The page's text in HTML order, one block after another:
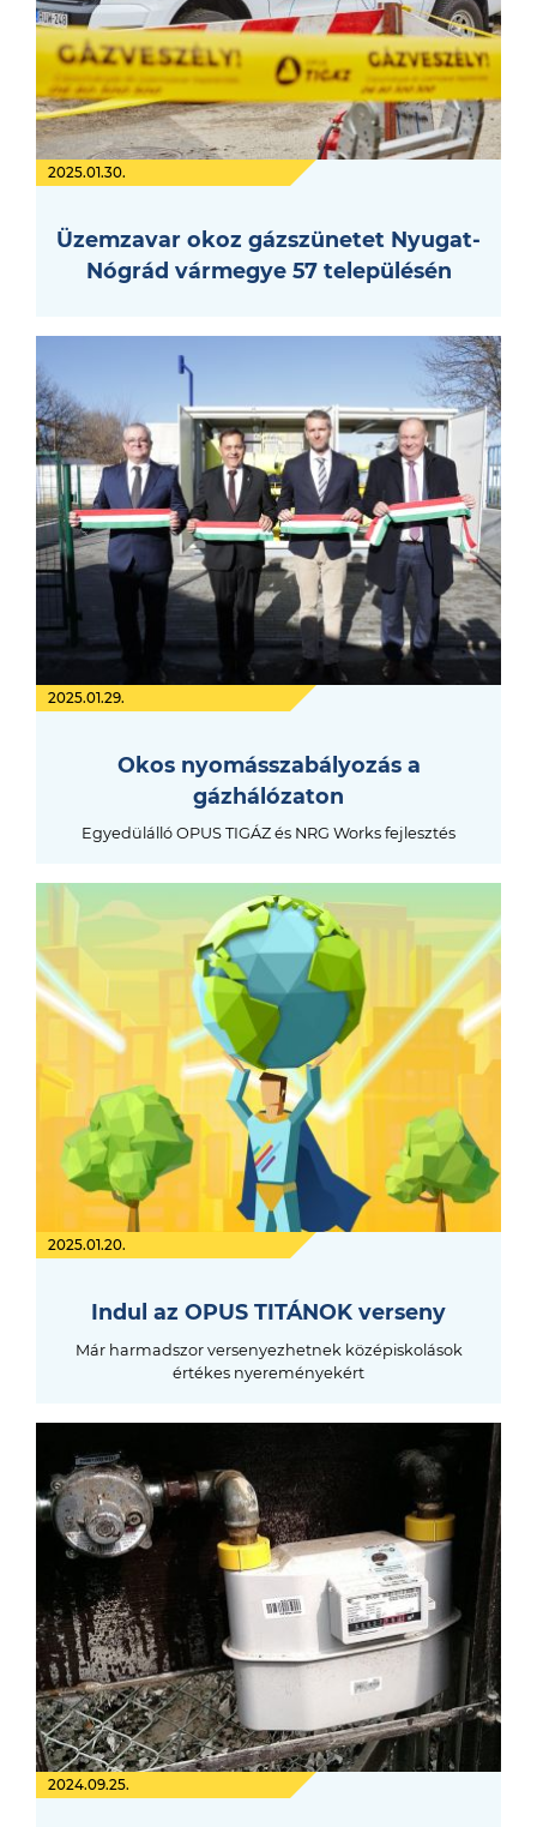
2025.01.30.
Üzemzavar okoz gázszünetet Nyugat-
Nógrád vármegye 57 településén
2025.01.29.
Okos nyomásszabályozás a
gázhálózaton
Egyedülálló OPUS TIGÁZ és NRG Works fejlesztés
2025.01.20.
Indul az OPUS TITÁNOK verseny
Már harmadszor versenyezhetnek középiskolások
értékes nyereményekért
2024.09.25.